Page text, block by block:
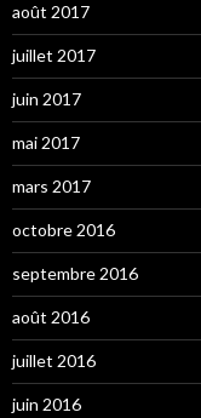
août 2017
juillet 2017
juin 2017
mai 2017
mars 2017
octobre 2016
septembre 2016
août 2016
juillet 2016
juin 2016